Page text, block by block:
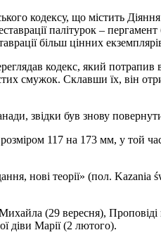
кодексу, що містить
палітурок –
більш цінних
кодекс, який потрапив
смужок. Склавши їх, він
звідки був знову
117 на 173 мм, у той
нові теорії» (пол. Kazania
(29 вересня),
діви Марії (2 лютого).